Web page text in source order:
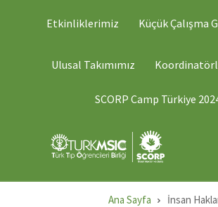
Etkinliklerimiz Küçük Çalışma
Ulusal Takımımız
SCORP Camp Türkiye
Ana Sayfa İnsan